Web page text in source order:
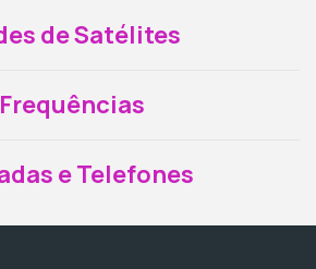
de Satélites
Frequências
e Telefones